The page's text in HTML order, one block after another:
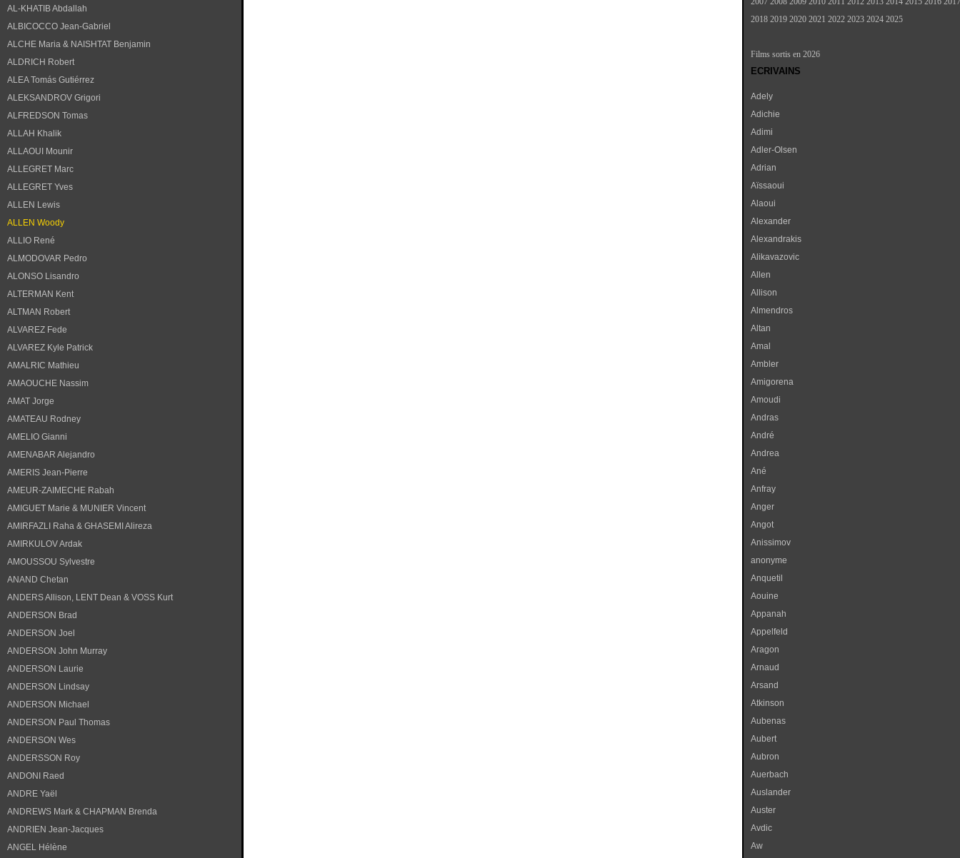
AL-KHATIB Abdallah
ALBICOCCO Jean-Gabriel
ALCHE Maria & NAISHTAT Benjamin
ALDRICH Robert
ALEA Tomás Gutiérrez
ALEKSANDROV Grigori
ALFREDSON Tomas
ALLAH Khalik
ALLAOUI Mounir
ALLEGRET Marc
ALLEGRET Yves
ALLEN Lewis
ALLEN Woody
ALLIO René
ALMODOVAR Pedro
ALONSO Lisandro
ALTERMAN Kent
ALTMAN Robert
ALVAREZ Fede
ALVAREZ Kyle Patrick
AMALRIC Mathieu
AMAOUCHE Nassim
AMAT Jorge
AMATEAU Rodney
AMELIO Gianni
AMENABAR Alejandro
AMERIS Jean-Pierre
AMEUR-ZAIMECHE Rabah
AMIGUET Marie & MUNIER Vincent
AMIRFAZLI Raha & GHASEMI Alireza
AMIRKULOV Ardak
AMOUSSOU Sylvestre
ANAND Chetan
ANDERS Allison, LENT Dean & VOSS Kurt
ANDERSON Brad
ANDERSON Joel
ANDERSON John Murray
ANDERSON Laurie
ANDERSON Lindsay
ANDERSON Michael
ANDERSON Paul Thomas
ANDERSON Wes
ANDERSSON Roy
ANDONI Raed
ANDRE Yaël
ANDREWS Mark & CHAPMAN Brenda
ANDRIEN Jean-Jacques
ANGEL Hélène
2018 2019 2020 2021 2022 2023 2024 2025
Films sortis en 2026
ECRIVAINS
Adely
Adichie
Adimi
Adler-Olsen
Adrian
Aïssaoui
Alaoui
Alexander
Alexandrakis
Alikavazovic
Allen
Allison
Almendros
Altan
Amal
Ambler
Amigorena
Amoudi
Andras
André
Andrea
Ané
Anfray
Anger
Angot
Anissimov
anonyme
Anquetil
Aouine
Appanah
Appelfeld
Aragon
Arnaud
Arsand
Atkinson
Aubenas
Aubert
Aubron
Auerbach
Auslander
Auster
Avdic
Aw